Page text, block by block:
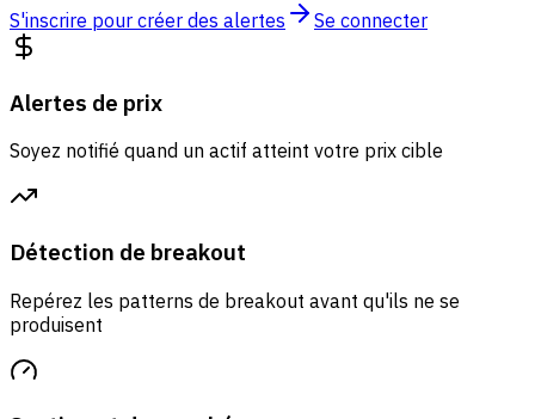
S'inscrire pour créer des alertes Se connecter
Alertes de prix
Soyez notifié quand un actif atteint votre prix cible
Détection de breakout
Repérez les patterns de breakout avant qu'ils ne se
produisent